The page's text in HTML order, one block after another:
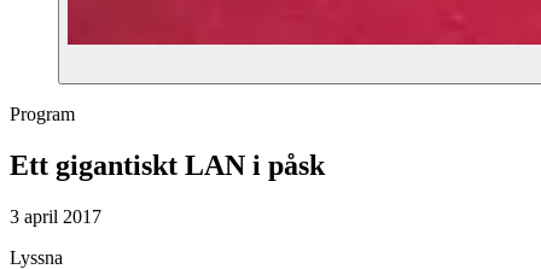
Program
Ett gigantiskt LAN i påsk
3 april 2017
Lyssna